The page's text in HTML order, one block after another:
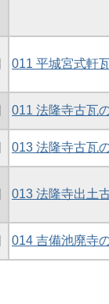
011 平城宮式軒
011 法隆寺古瓦
013 法隆寺古瓦
013 法隆寺出土
014 吉備池廃寺